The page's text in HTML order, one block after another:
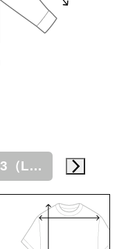
スニーカー
財布／小物
財布／コイン
3（L相当）